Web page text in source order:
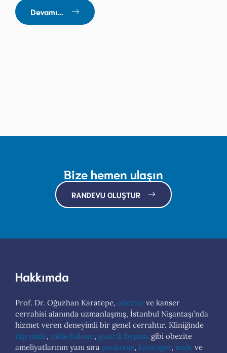
Devamı...
Bize hemen ulaşın
RANDEVU OLUŞTUR
Hakkımda
Prof. Dr. Oğuzhan Karatepe, obezite ve kanser
cerrahisi alanında uzmanlaşmış, İstanbul Nişantaşı’nda
hizmet veren deneyimli bir genel cerrahtır. Kliniğinde
tüp mide, mide balonu, gastrik bypass gibi obezite
ameliyatlarının yanı sıra pankreas, karaciğer, mide ve